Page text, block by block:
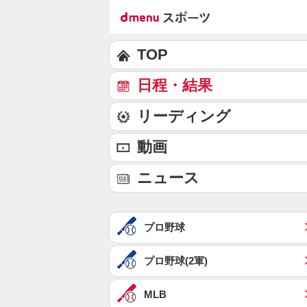
TOP
日程・結果
リーディング
動画
ニュース
プロ野球
プロ野球(2軍)
MLB